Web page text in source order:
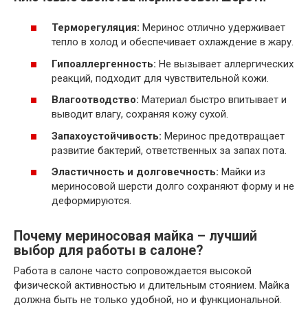
Терморегуляция: Меринос отлично удерживает
тепло в холод и обеспечивает охлаждение в жару.
Гипоаллергенность: Не вызывает аллергических
реакций, подходит для чувствительной кожи.
Влагоотводство: Материал быстро впитывает и
выводит влагу, сохраняя кожу сухой.
Запахоустойчивость: Меринос предотвращает
развитие бактерий, ответственных за запах пота.
Эластичность и долговечность: Майки из
мериносовой шерсти долго сохраняют форму и не
деформируются.
Почему мериносовая майка – лучший
выбор для работы в салоне?
Работа в салоне часто сопровождается высокой
физической активностью и длительным стоянием. Майка
должна быть не только удобной, но и функциональной.